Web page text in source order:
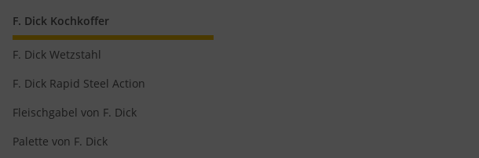
F. Dick Kochkoffer
F. Dick Wetzstahl
F. Dick Rapid Steel Action
Fleischgabel von F. Dick
Palette von F. Dick